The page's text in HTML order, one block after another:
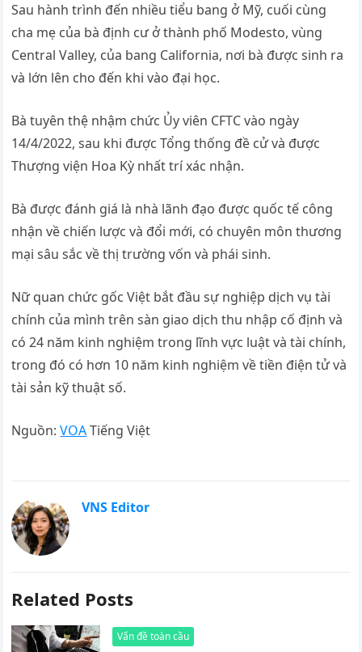
Sau hành trình đến nhiều tiểu bang ở Mỹ, cuối cùng
cha mẹ của bà định cư ở thành phố Modesto, vùng
Central Valley, của bang California, nơi bà được sinh ra
và lớn lên cho đến khi vào đại học.
Bà tuyên thệ nhậm chức Ủy viên CFTC vào ngày
14/4/2022, sau khi được Tổng thống đề cử và được
Thượng viện Hoa Kỳ nhất trí xác nhận.
Bà được đánh giá là nhà lãnh đạo được quốc tế công
nhận về chiến lược và đổi mới, có chuyên môn thương
mại sâu sắc về thị trường vốn và phái sinh.
Nữ quan chức gốc Việt bắt đầu sự nghiệp dịch vụ tài
chính của mình trên sàn giao dịch thu nhập cố định và
có 24 năm kinh nghiệm trong lĩnh vực luật và tài chính,
trong đó có hơn 10 năm kinh nghiệm về tiền điện tử và
tài sản kỹ thuật số.
Nguồn:VOATiếng Việt
VNS Editor
Related Posts
Vấn đề toàn cầu